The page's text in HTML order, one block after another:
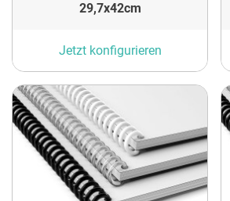
29,7x42cm
Jetzt konfigurieren